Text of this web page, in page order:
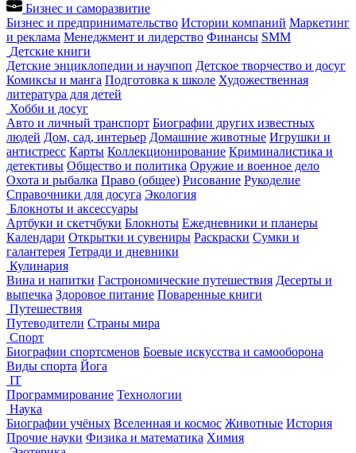
Бизнес и саморазвитие
Бизнес и предпринимательство Истории компаний Маркетинг
и реклама Менеджмент и лидерство Финансы SMM
Детские книги
Детские энциклопедии и научпоп Детское творчество и досуг
Комиксы и манга Подготовка к школе Художественная
литература для детей
Хобби и досуг
Авто и личный транспорт Биографии других известных
людей Дом, сад, интерьер Домашние животные Игрушки и
антистресс Карты Коллекционирование Криминалистика и
детективы Общество и политика Оружие и военное дело
Охота и рыбалка Право (общее) Рисование Рукоделие
Справочники для досуга Экология
Блокноты и аксессуары
Артбуки и скетчбуки Блокноты Ежедневники и планеры
Календари Открытки и сувениры Раскраски Сумки и
галантерея Тетради и дневники
Кулинария
Вина и напитки Гастрономические путешествия Десерты и
выпечка Здоровое питание Поваренные книги
Путешествия
Путеводители Страны мира
Спорт
Биографии спортсменов Боевые искусства и самооборона
Виды спорта Йога
IT
Программирование Технологии
Наука
Биографии учёных Вселенная и космос Животные История
Прочие науки Физика и математика Химия